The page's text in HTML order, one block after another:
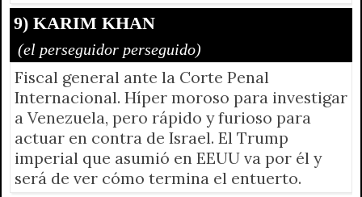
9) KARIM KHAN
(el perseguidor perseguido)
Fiscal general ante la Corte Penal
Internacional. Híper moroso para investigar
a Venezuela, pero rápido y furioso para
actuar en contra de Israel. El Trump
imperial que asumió en EEUU va por él y
será de ver cómo termina el entuerto.